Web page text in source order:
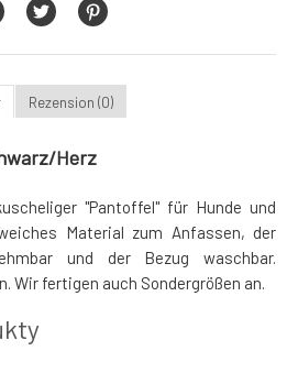
Rezension (0)
Herz
"Pantoffel" für Hunde und
Material zum Anfassen, der
und der Bezug waschbar.
Wir fertigen auch Sondergrößen an.